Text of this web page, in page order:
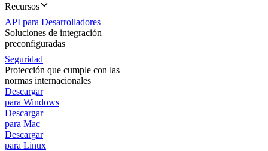
Recursos
API para Desarrolladores
Soluciones de integración
preconfiguradas
Seguridad
Protección que cumple con las
normas internacionales
Descargar
para Windows
Descargar
para Mac
Descargar
para Linux